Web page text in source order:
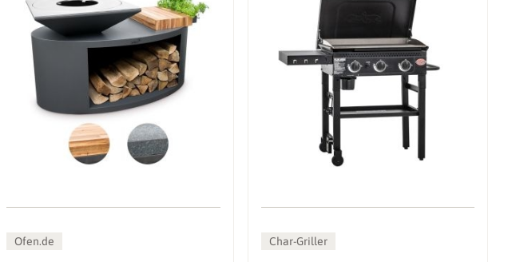
Ofen.de Char-Griller